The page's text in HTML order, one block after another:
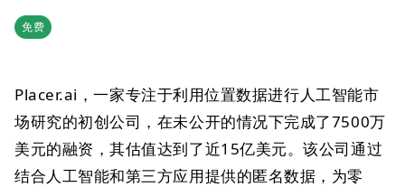
免费
Placer.ai，一家专注于利用位置数据进行人工智能市
场研究的初创公司，在未公开的情况下完成了7500万
美元的融资，其估值达到了近15亿美元。该公司通过
结合人工智能和第三方应用提供的匿名数据，为零